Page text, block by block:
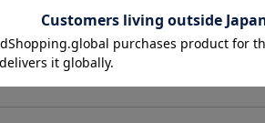
CATEGORY
アイテムカテゴリ